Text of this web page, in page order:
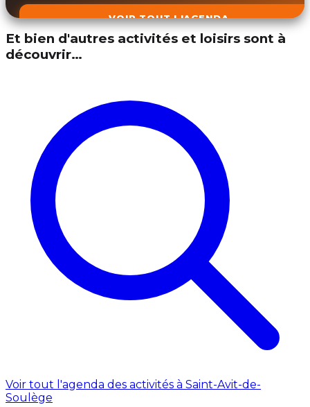
VOIR TOUT L'AGENDA
Et bien d'autres activités et loisirs sont à
découvrir…
Voir tout l'agenda des activités à Saint-Avit-de-
Soulège